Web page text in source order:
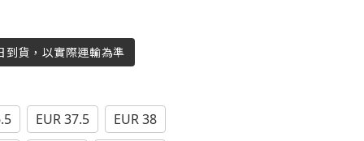
貨，以實際運輸為準
EUR 37.5
EUR 38